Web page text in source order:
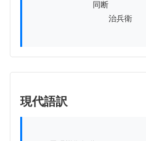
同断
治兵衛
現代語訳